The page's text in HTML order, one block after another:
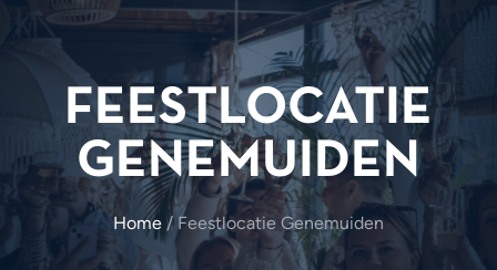
FEESTLOCATIE
GENEMUIDEN
Home / Feestlocatie Genemuiden